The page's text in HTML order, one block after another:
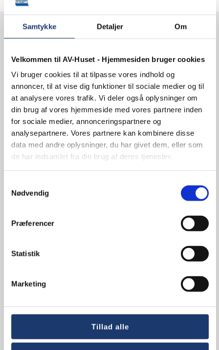
Samtykke Detaljer Om
Velkommen til AV-Huset - Hjemmesiden bruger cookies
Vi bruger cookies til at tilpasse vores indhold og
annoncer, til at vise dig funktioner til sociale medier og til
at analysere vores trafik. Vi deler også oplysninger om
din brug af vores hjemmeside med vores partnere inden
for sociale medier, annonceringspartnere og
analysepartnere. Vores partnere kan kombinere disse
data med andre oplysninger, du har givet dem, eller som
de har indsamlet fra din brug af deres tjenester.
Nødvendig
Præferencer
Statistik
Marketing
Tillad alle
Contact us
AV-HUSET A/S
4700 Naestved
Denmark
VAT 13828687
info@av-huset.dk
Hurtige links
Quick links
Conference and Meeting Rooms
Video Conferencing
Case Studies